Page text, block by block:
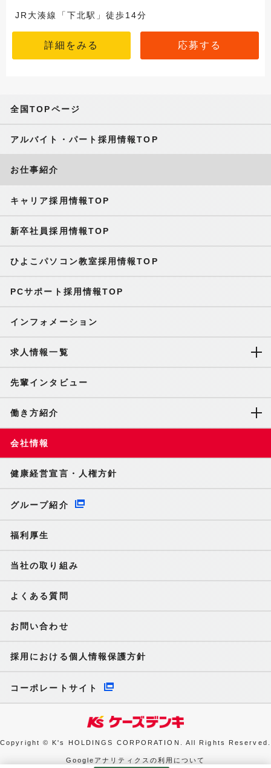
JR大湊線「下北駅」徒歩14分
詳細をみる 応募する
全国TOPページ
アルバイト・パート採用情報TOP
お仕事紹介
キャリア採用情報TOP
新卒社員採用情報TOP
ひよこパソコン教室採用情報TOP
PCサポート採用情報TOP
インフォメーション
求人情報一覧
先輩インタビュー
働き方紹介
会社情報
健康経営宣言・人権方針
グループ紹介
福利厚生
当社の取り組み
よくある質問
お問い合わせ
採用における個人情報保護方針
コーポレートサイト
Copyright © K's HOLDINGS CORPORATION. All Rights Reserved.
Googleアナリティクスの利用について